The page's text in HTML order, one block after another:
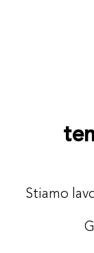
Stiamo lavorando per ripristinarlo il prima